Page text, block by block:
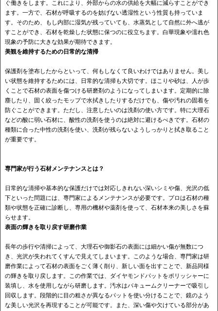
ぐ働きをします。これにより、外部からの水の供給を大幅に減らすことができ
ます。一方で、石材が呼吸するのを妨げない透湿性という性質も持っていま
す。そのため、もし内部に湿気が残っていても、水蒸気として自然に外へ逃が
すことができ、石材を乾燥した状態に保つのに役立ちます。白華現象や濡れ色
現象の予防に大きな効果が期待できます。
美観を維持するための日常的な清掃
保護剤を塗布したからといって、何もしなくて良いわけではありません。美し
い状態を維持するためには、日常的な清掃も大切です。ほこりや砂は、人が歩
くことで石材の表面を傷つける研磨剤のようになってしまいます。定期的に除
塵したり、固く絞ったモップで水拭きしたりするだけでも、傷や汚れの固着を
防ぐことができます。ただし、注意したいのは洗剤の使い方です。特に大理石
などの酸に弱い石材に、酸性の洗剤を使うのは絶対に避けるべきです。石材の
種類に合った中性の洗剤を使い、洗剤が残らないようしっかりと拭き取ること
が重要です。
専門家が行う石材メンテナンスとは？
日常的な清掃や基本的な保護だけでは対応しきれない深いシミや傷、光沢の低
下といった問題には、専門家によるメンテナンスが必要です。プロは石材の種
類や状態を正確に診断し、専用の機材や薬剤を使って、石材本来の美しさを蘇
らせます。
表面の輝きを取り戻す研磨作業
長年の歩行や清掃によって、大理石や御影石の表面には細かい傷が無数につ
き、光沢が失われてくすんで見えてしまいます。このような場合、専門家は研
磨作業によって石材の表面をごく薄く削り、新しい面を出すことで、新品同様
の輝きを取り戻します。この作業では、ダイヤモンドパットをポリッシャーに
装填し、水を使用しながら研磨します。汚水はバキュームクリーナーで吸引し
回収します。段階的に目の粗さが異なるパットを使い分けることで、鏡のよう
な美しい光沢を再現することが可能です。また、深い傷や欠けている部分があ